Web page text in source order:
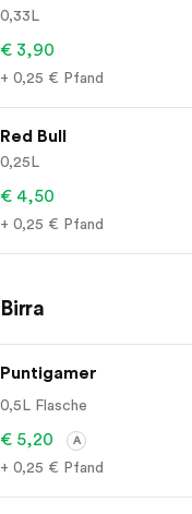
0,33L
€ 3,90
+ 0,25 € Pfand
Red Bull
0,25L
€ 4,50
+ 0,25 € Pfand
Birra
Puntigamer
0,5L Flasche
€ 5,20 A
+ 0,25 € Pfand